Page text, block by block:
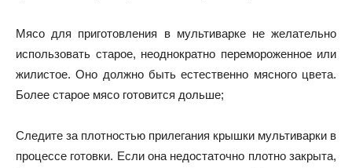
Мясо для приготовления в мультиварке не желательно
использовать старое, неоднократно перемороженное или
жилистое. Оно должно быть естественно мясного цвета.
Более старое мясо готовится дольше;
Следите за плотностью прилегания крышки мультиварки в
процессе готовки. Если она недостаточно плотно закрыта,